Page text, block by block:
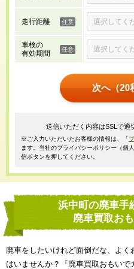
走行距離
車検の
有効期間
次へ（20
送信いただく内容はSSLで適
※ご入力いただいたお客様の情報は、「
ます。当社のプライバシーポリシー（個
信ボタンを押してください。
浜中町の廃車手
廃車買取お
廃車をしたいけれど面倒だな、よ
はいませんか？『廃車買取おもい